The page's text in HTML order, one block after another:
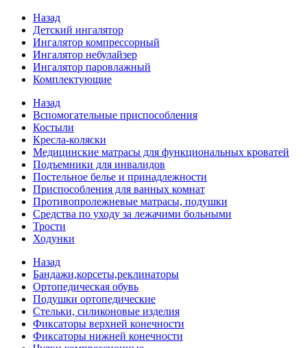
Назад
Детский ингалятор
Ингалятор компрессорный
Ингалятор небулайзер
Ингалятор паровлажный
Комплектующие
Назад
Вспомогательные приспособления
Костыли
Кресла-коляски
Медицинские матрасы для функциональных кроватей
Подъемники для инвалидов
Постельное белье и принадлежности
Приспособления для ванных комнат
Противопролежневые матрасы, подушки
Средства по уходу за лежачими больными
Трости
Ходунки
Назад
Бандажи,корсеты,реклинаторы
Ортопедическая обувь
Подушки ортопедические
Стельки, силиконовые изделия
Фиксаторы верхней конечности
Фиксаторы нижней конечности